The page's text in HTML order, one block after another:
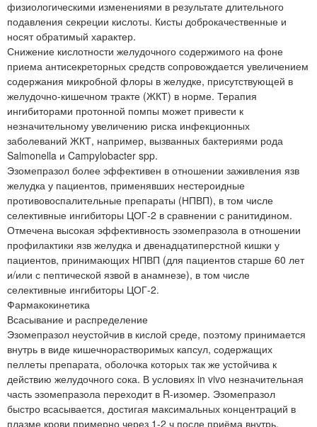
физиологическими изменениями в результате длительного
подавления секреции кислоты. Кисты доброкачественные и
носят обратимый характер.
Снижение кислотности желудочного содержимого на фоне
приема антисекреторных средств сопровождается увеличением
содержания микробной флоры в желудке, присутствующей в
желудочно-кишечном тракте (ЖКТ) в норме. Терапия
ингибиторами протонной помпы может привести к
незначительному увеличению риска инфекционных
заболеваний ЖКТ, например, вызванных бактериями рода
Salmonella и Campylobacter spp.
Эзомепразол более эффективен в отношении заживления язв
желудка у пациентов, применявших нестероидные
противовоспалительные препараты (НПВП), в том числе
селективные ингибиторы ЦОГ-2 в сравнении с ранитидином.
Отмечена высокая эффективность эзомепразола в отношении
профилактики язв желудка и двенадцатиперстной кишки у
пациентов, принимающих НПВП (для пациентов старше 60 лет
и/или с пептической язвой в анамнезе), в том числе
селективные ингибиторы ЦОГ-2.
Фармакокинетика
Всасывание и распределение
Эзомепразол неустойчив в кислой среде, поэтому принимается
внутрь в виде кишечнорастворимых капсул, содержащих
пеллеты препарата, оболочка которых так же устойчива к
действию желудочного сока. В условиях in vivo незначительная
часть эзомепразола переходит в R-изомер. Эзомепразол
быстро всасывается, достигая максимальных концентраций в
плазме крови примерно через 1-2 ч после приёма внутрь.